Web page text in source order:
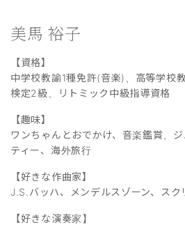
美馬 裕子
【資格】
中学校教諭1種免許(音楽)、高等学校
検定2級、リトミック中級指導資格
【趣味】
ワンちゃんとおでかけ、音楽鑑賞、
ティー、海外旅行
【好きな作曲家】
J.S.バッハ、メンデルスゾーン、スク
【好きな演奏家】